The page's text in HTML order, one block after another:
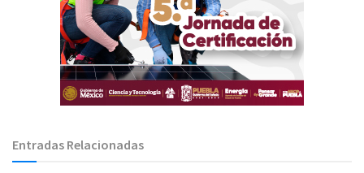
Entradas Relacionadas